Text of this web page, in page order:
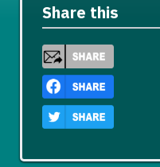
Share this